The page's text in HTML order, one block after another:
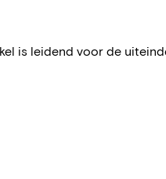
is leidend voor de